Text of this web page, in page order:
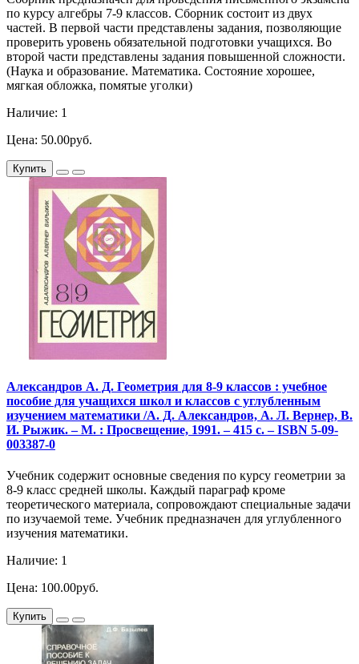
по курсу алгебры 7-9 классов. Сборник состоит из двух
частей. В первой части представлены задания, позволяющие
проверить уровень обязательной подготовки учащихся. Во
второй части представлены задания повышенной сложности.
(Наука и образование. Математика. Состояние хорошее,
мягкая обложка, помятые уголки)
Наличие: 1
Цена: 50.00руб.
Купить
Александров А. Д. Геометрия для 8-9 классов : учебное
пособие для учащихся школ и классов с углубленным
изучением математики /А. Д. Александров, А. Л. Вернер, В.
И. Рыжик. – М. : Просвещение, 1991. – 415 с. – ISBN 5-09-
003387-0
Учебник содержит основные сведения по курсу геометрии за
8-9 класс средней школы. Каждый параграф кроме
теоретического материала, сопровождают специальные задачи
по изучаемой теме. Учебник предназначен для углубленного
изучения математики.
Наличие: 1
Цена: 100.00руб.
Купить